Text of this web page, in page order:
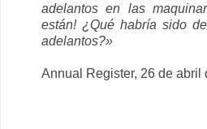
adelantos en las
están! ¿Qué habría sido
adelantos?»
Annual Register, 26 de abril